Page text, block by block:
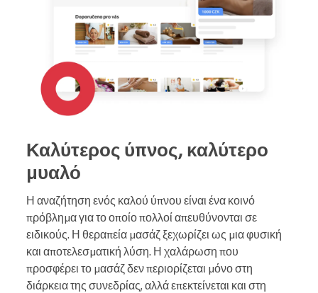
Καλύτερος ύπνος, καλύτερο
μυαλό
Η αναζήτηση ενός καλού ύπνου είναι ένα κοινό
πρόβλημα για το οποίο πολλοί απευθύνονται σε
ειδικούς. Η θεραπεία μασάζ ξεχωρίζει ως μια φυσική
και αποτελεσματική λύση. Η χαλάρωση που
προσφέρει το μασάζ δεν περιορίζεται μόνο στη
διάρκεια της συνεδρίας, αλλά επεκτείνεται και στη